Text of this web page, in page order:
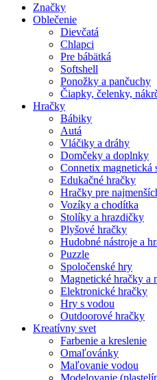
Značky
Oblečenie
Dievčatá
Chlapci
Pre bábätká
Softshell
Ponožky a pančuchy
Čiapky, čelenky,
Hračky
Bábiky
Autá
Vláčiky a dráhy
Domčeky a doplnky
Connetix magnetická
Edukačné hračky
Hračky pre
Vozíky a chodítka
Stolíky a hrazdičky
Plyšové hračky
Hudobné nástroje a
Puzzle
Spoločenské hry
Magnetické hračky a
Elektronické hračky
Hry s vodou
Outdoorové hračky
Kreatívny svet
Farbenie a kreslenie
Omaľovánky
Maľovanie vodou
Modelovanie